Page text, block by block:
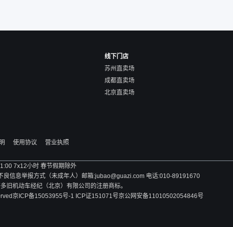
线下门店
苏州直卖场
成都直卖场
北京直卖场
使用协议 营业执照
7x12小时 春节假期除外
良信息举报方式（未成年人）邮箱:jubao@guazi.com 电话:010-89191670
机动车经纪（北京）有限公司的注册商标。
京ICP备15053955号-1 ICP证151071号京公网安备11010502054846号